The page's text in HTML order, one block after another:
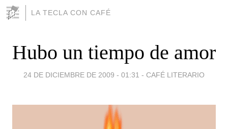
LA TECLA CON CAFÉ
Hubo un tiempo de amor
24 DE DICIEMBRE DE 2009 - 01:31 - CAFÉ LITERARIO